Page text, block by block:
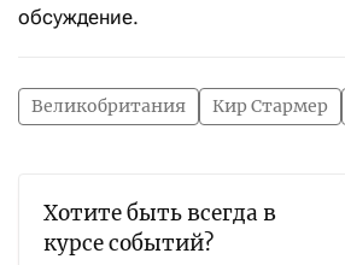
обсуждение.
Великобритания Кир Стармер
Хотите быть всегда в
курсе событий?